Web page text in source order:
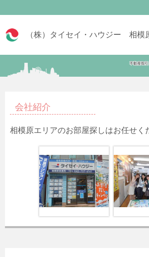
（株）タイセイ・ハウジー 相模
会社紹介
相模原エリアのお部屋探しはお任せく